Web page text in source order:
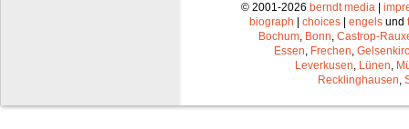
© 2001-2026 berndt media|
biograph
choices engels und
Bochum, Bonn, Castrop-
Essen, Frechen,
Leverkusen, Lünen,
Recklinghausen,